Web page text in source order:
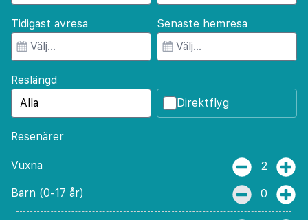
Tidigast avresa Senaste hemresa
Reslängd
Direktflyg
Resenärer
Vuxna 2
Barn (0-17 år) 0